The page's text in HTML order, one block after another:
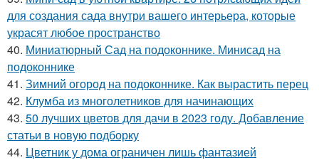
для создания сада внутри вашего интерьера, которые
украсят любое пространство
40. Миниатюрный Сад на подоконнике. Минисад на
подоконнике
41. Зимний огород на подоконнике. Как вырастить перец
42. Клумба из многолетников для начинающих
43. 50 лучших цветов для дачи в 2023 году. Добавление
статьи в новую подборку
44. Цветник у дома ограничен лишь фантазией